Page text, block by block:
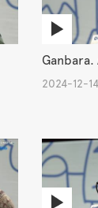
Ganbara.
2024-12-